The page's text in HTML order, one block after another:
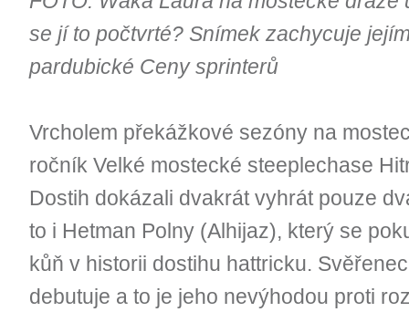
se jí to počtvrté? Snímek zachycuje
pardubické Ceny sprinterů
Vrcholem překážkové sezóny na
ročník Velké mostecké steeplechase
Dostih dokázali dvakrát vyhrát pouze
to i Hetman Polny (Alhijaz), který se
kůň v historii dostihu hattricku.
debutuje a to je jeho nevýhodou proti